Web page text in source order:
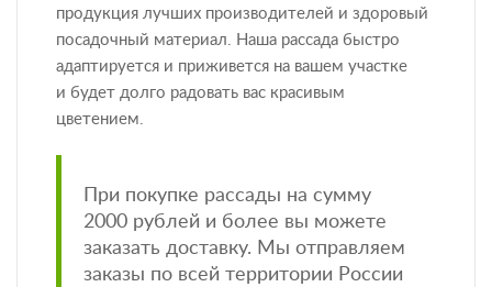
продукция лучших производителей и здоровый
посадочный материал. Наша рассада быстро
адаптируется и приживется на вашем участке
и будет долго радовать вас красивым
цветением.
При покупке рассады на сумму
2000 рублей и более вы можете
заказать доставку. Мы отправляем
заказы по всей территории России